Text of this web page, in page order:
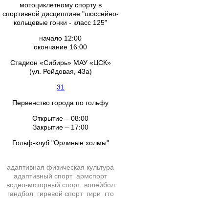
мотоциклетному спорту в
спортивной дисциплине "шоссейно-
кольцевые гонки - класс 125"
начало 12:00
окончание 16:00
Стадион «Сибирь» МАУ «ЦСК»
(ул. Рейдовая, 43а)
31
Первенство города по гольфу
Открытие – 08:00
Закрытие – 17:00
Гольф-клуб "Орлиные холмы"
адаптивная физическая культура
адаптивный спорт армспорт
водно-моторный спорт волейбол
гандбол гиревой спорт гири
гто